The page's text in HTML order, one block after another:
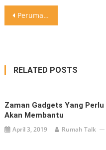
Post
Perumahan BANGUN SARI PERMAI Tanjung Morawa PROMO MARET 2020 Type 48 Hanya Rp. 250 Juta Ready Stock Hanya untuk 3 Unit Terakhir Selama Persediaan Masih Ada… Lokasi Terbaik ; 15 Menit ke Pintu Tol Tanjung Morawa dan hanya 20 Menit ke Bandara KNO Hubungi Marketing Kami Segera…PUTRA : 082164090359 *S&K Berlaku . Untuk iklan rumah lainnya silakan follow @RumahTalk#medanproperty#MedanTalkProperty
RELATED POSTS
Zaman Gadgets Yang
Akan Membantu
April 3, 2019 Rumah Talk